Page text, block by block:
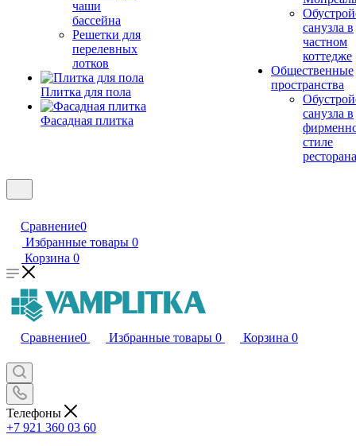
чаши
бассейна
Решетки для
перелевных
лотков
Плитка для пола
Фасадная плитка
санузла в
частном
коттедже
Общественные
пространства
санузла в
стиле
ресторана
Сравнение0
Избранные товары 0
Корзина 0
Сравнение0 Избранные товары 0 Корзина 0
Телефоны
+7 921 360 03 60